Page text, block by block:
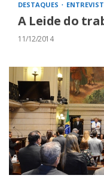
DESTAQUES
A Leide do
11/12/2014